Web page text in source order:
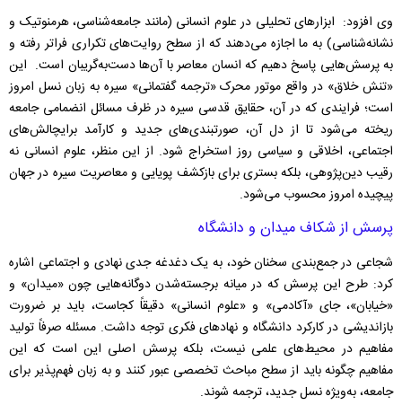
وی افزود: ابزارهای تحلیلی در علوم انسانی (مانند جامعه‌شناسی، هرمنوتیک و
نشانه‌شناسی) به ما اجازه می‌دهند که از سطح روایت‌های تکراری فراتر رفته و
به پرسش‌هایی پاسخ دهیم که انسان معاصر با آن‌ها دست‌به‌گریبان است. این
«تنش خلاق» در واقع موتور محرک «ترجمه گفتمانی» سیره به زبان نسل امروز
است؛ فرایندی که در آن، حقایق قدسی سیره در ظرف مسائل انضمامی جامعه
ریخته می‌شود تا از دل آن، صورتبندی‌های جدید و کارآمد برایچالش‌های
اجتماعی، اخلاقی و سیاسی روز استخراج شود. از این منظر، علوم انسانی نه
رقیب دین‌پژوهی، بلکه بستری برای بازکشف پویایی و معاصریت سیره در جهان
پیچیده امروز محسوب می‌شود.
پرسش از شکاف میدان و دانشگاه
شجاعی در جمع‌بندی سخنان خود، به یک دغدغه جدی نهادی و اجتماعی اشاره
کرد: طرح این پرسش که در میانه برجسته‌شدن دوگانه‌هایی چون «میدان» و
«خیابان»، جای «آکادمی» و «علوم انسانی» دقیقاً کجاست، باید بر ضرورت
بازاندیشی در کارکرد دانشگاه و نهادهای فکری توجه داشت. مسئله صرفاً تولید
مفاهیم در محیط‌های علمی نیست، بلکه پرسش اصلی این است که این
مفاهیم چگونه باید از سطح مباحث تخصصی عبور کنند و به زبان فهم‌پذیر برای
جامعه، به‌ویژه نسل جدید، ترجمه شوند.